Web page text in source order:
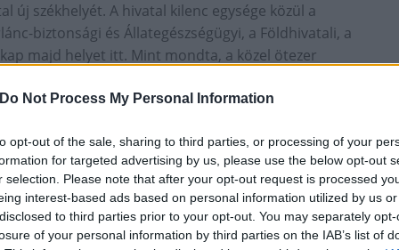
Do Not Process My Personal Information
opt-out of the sale, sharing to third parties, or processing of your
for targeted advertising by us, please use the below opt-out
selection. Please note that after your opt-out request is processed
interest-based ads based on personal information utilized by us
to third parties prior to your opt-out. You may separately
of your personal information by third parties on the IAB’s list of
új székhelyét. A hivatal kilenc egysége közül a
biztonsági és Állategészségügyi, a Földhivatali, a
majd helyet itt. Mint mondta, a közel ötezer
hivatali dolgozó szolgálja majd ki az ügyfeleket.
rendszerrel ellátott ügyfélszolgálati helyek lesznek,
és több 10-15 fős tárgyalóterem, valamint egy
kialakítanak. A kormánymegbízott kiemelte, hogy az
és uniós forrásból áll össze. Dr. Simon László
és dr. Galambos Dénesnek a zöld SZTK